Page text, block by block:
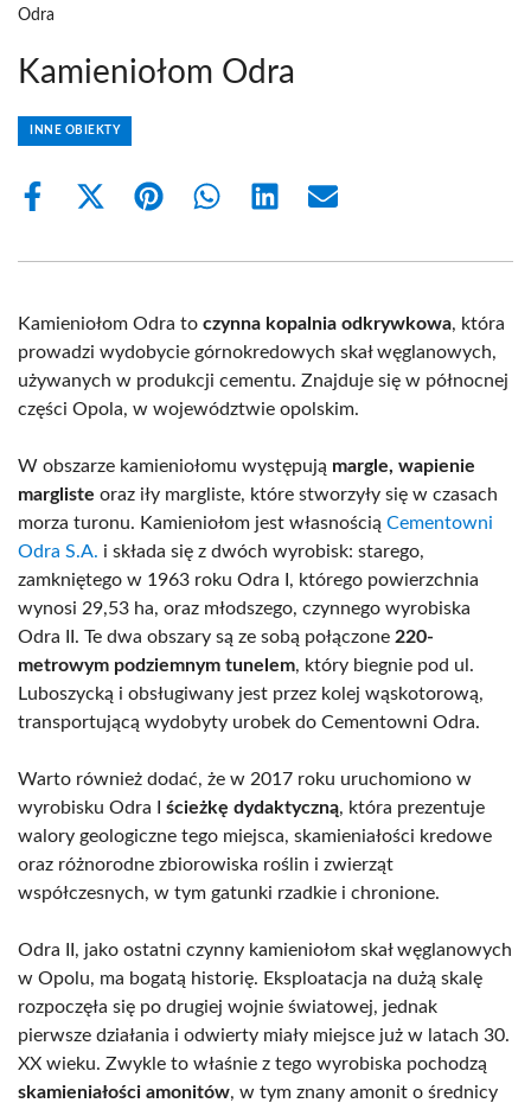
Odra
Kamieniołom Odra
INNE OBIEKTY
Share
Share
(Twitter)
Share Share Share Share
Kamieniołom Odra to czynna kopalnia odkrywkowa, która
prowadzi wydobycie górnokredowych skał węglanowych,
używanych w produkcji cementu. Znajduje się w północnej
części Opola, w województwie opolskim.
W obszarze kamieniołomu występują margle, wapienie
margliste oraz iły margliste, które stworzyły się w czasach
morza turonu. Kamieniołom jest własnością Cementowni
Odra S.A. i składa się z dwóch wyrobisk: starego,
zamkniętego w 1963 roku Odra I, którego powierzchnia
wynosi 29,53 ha, oraz młodszego, czynnego wyrobiska
Odra II. Te dwa obszary są ze sobą połączone 220-
metrowym podziemnym tunelem, który biegnie pod ul.
Luboszycką i obsługiwany jest przez kolej wąskotorową,
transportującą wydobyty urobek do Cementowni Odra.
Warto również dodać, że w 2017 roku uruchomiono w
wyrobisku Odra I ścieżkę dydaktyczną, która prezentuje
walory geologiczne tego miejsca, skamieniałości kredowe
oraz różnorodne zbiorowiska roślin i zwierząt
współczesnych, w tym gatunki rzadkie i chronione.
Odra II, jako ostatni czynny kamieniołom skał węglanowych
w Opolu, ma bogatą historię. Eksploatacja na dużą skalę
rozpoczęła się po drugiej wojnie światowej, jednak
pierwsze działania i odwierty miały miejsce już w latach 30.
XX wieku. Zwykle to właśnie z tego wyrobiska pochodzą
skamieniałości amonitów, w tym znany amonit o średnicy